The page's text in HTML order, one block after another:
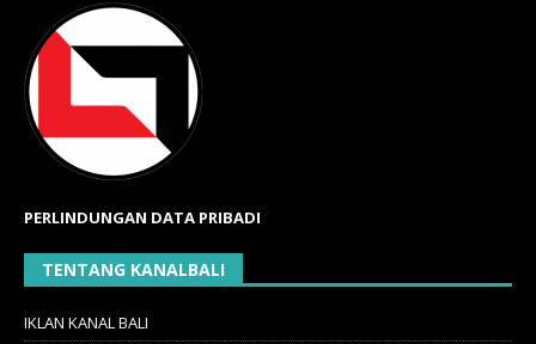
PERLINDUNGAN DATA PRIBADI
TENTANG KANALBALI
IKLAN KANAL BALI